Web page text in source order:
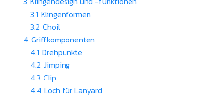
3.1 Klingenformen
3.2 Choil
4 Griffkomponenten
4.1 Drehpunkte
4.2 Jimping
4.3 Clip
4.4 Loch für Lanyard